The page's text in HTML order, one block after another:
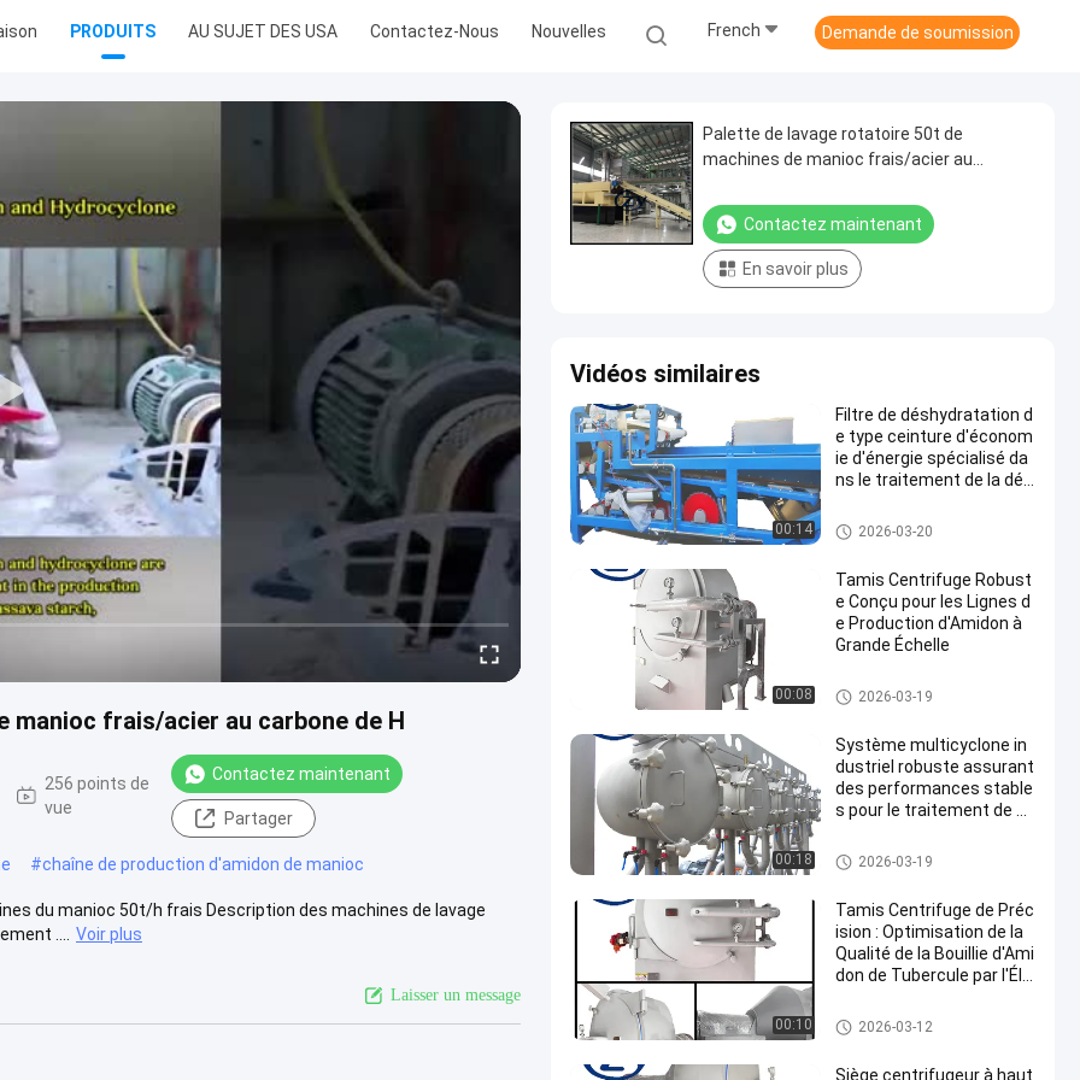
PRODUITS AU SUJET DES USA Contactez-Nous Nouvelles French Demande de soumission
manioc frais/acier au carbone de H
256 points de
vue
Contactez maintenant
Partager
#chaîne de production d'amidon de manioc
du manioc 50t/h frais Description des machines de lavage
....
Voir plus
Laisser un message
Palette de lavage rotatoire 50t de
machines de manioc frais/acier au
Contactez maintenant
En savoir plus
Vidéos similaires
00:14
Filtre de déshydratation d
e type ceinture d'économ
ie d'énergie spécialisé da
ns le traitement de la dés
manioc
Machine de développement d'a
midon de manioc
2026-03-20
00:08
Tamis Centrifuge Robust
e Conçu pour les Lignes d
e Production d'Amidon à
Grande Échelle
Machine de développement d'a
midon de manioc
2026-03-19
00:18
Système multicyclone in
dustriel robuste assurant
des performances stable
s pour le traitement de m
Machine de développement d'a
midon de manioc
2026-03-19
00:10
Tamis Centrifuge de Préc
ision : Optimisation de la
Qualité de la Bouillie d'Ami
don de Tubercule par l'Éli
ts Fibreux Fins
Machine de développement d'a
midon de manioc
2026-03-12
Siège centrifugeur à haut